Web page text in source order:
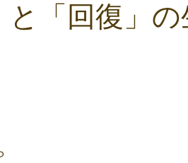
と「回復」
ます。